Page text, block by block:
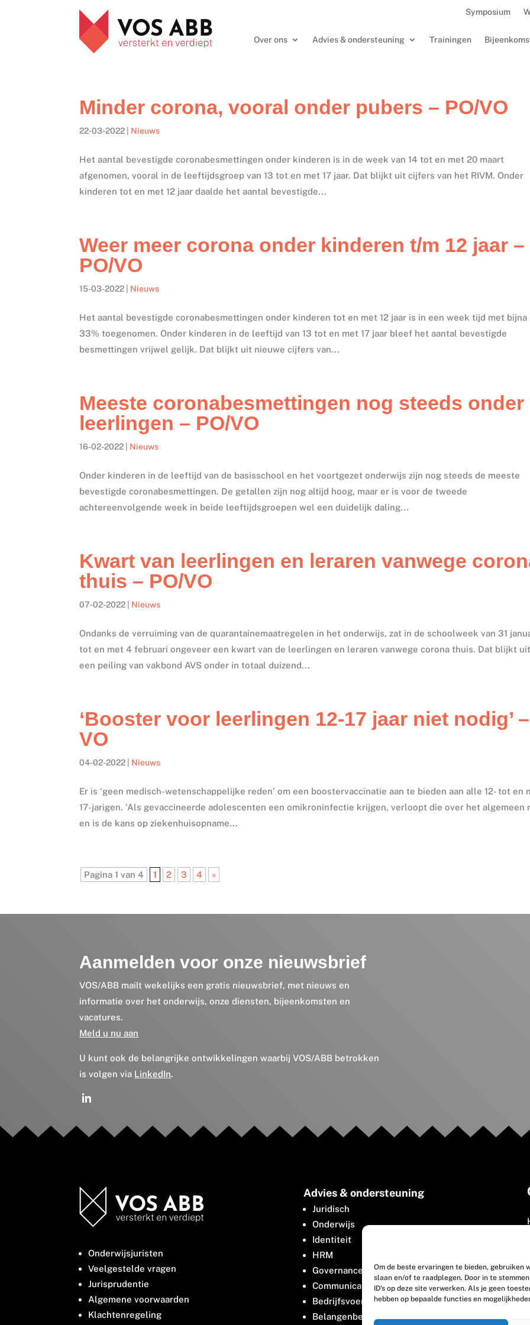
Om de beste ervaringen te bieden,
slaan en/of te raadplegen. Door in te
ID's op deze site verwerken. Als je geen
hebben op bepaalde functies en
Symposium
Over ons Advies & ondersteuning Trainingen
Minder corona, vooral onder pubers – PO/VO
22-03-2022 Nieuws
Het aantal bevestigde coronabesmettingen onder kinderen is in de week van 14 tot en met 20 maart
afgenomen, vooral in de leeftijdsgroep van 13 tot en met 17 jaar. Dat blijkt uit cijfers van het RIVM. Onder
kinderen tot en met 12 jaar daalde het aantal bevestigde...
Weer meer corona onder kinderen t/m 12 jaar –
PO/VO
15-03-2022 Nieuws
Het aantal bevestigde coronabesmettingen onder kinderen tot en met 12 jaar is in een week tijd met bijna
33% toegenomen. Onder kinderen in de leeftijd van 13 tot en met 17 jaar bleef het aantal bevestigde
besmettingen vrijwel gelijk. Dat blijkt uit nieuwe cijfers van...
Meeste coronabesmettingen nog steeds onder
leerlingen – PO/VO
16-02-2022 Nieuws
Onder kinderen in de leeftijd van de basisschool en het voortgezet onderwijs zijn nog steeds de meeste
bevestigde coronabesmettingen. De getallen zijn nog altijd hoog, maar er is voor de tweede
achtereenvolgende week in beide leeftijdsgroepen wel een duidelijk daling...
Kwart van leerlingen en leraren vanwege
thuis – PO/VO
07-02-2022 Nieuws
Ondanks de verruiming van de quarantainemaatregelen in het onderwijs, zat in de schoolweek van 31
tot en met 4 februari ongeveer een kwart van de leerlingen en leraren vanwege corona thuis. Dat blijkt
een peiling van vakbond AVS onder in totaal duizend...
‘Booster voor leerlingen 12-17 jaar niet nodig’ –
VO
04-02-2022 Nieuws
Er is ‘geen medisch-wetenschappelijke reden’ om een boostervaccinatie aan te bieden aan alle 12- tot en
17-jarigen. ‘Als gevaccineerde adolescenten een omikroninfectie krijgen, verloopt die over het algemeen
en is de kans op ziekenhuisopname...
Pagina 1 van 4 1 2 3 4 »
Aanmelden voor onze nieuwsbrief
VOS/ABB mailt wekelijks een gratis nieuwsbrief, met nieuws en
informatie over het onderwijs, onze diensten, bijeenkomsten en
vacatures.
Meld u nu aan
U kunt ook de belangrijke ontwikkelingen waarbij VOS/ABB betrokken
is volgen via LinkedIn.
Onderwijsjuristen
Veelgestelde vragen
Jurisprudentie
Algemene voorwaarden
Klachtenregeling
Advies & ondersteuning
Juridisch
Onderwijs
Identiteit
HRM
Governance
Communicatie
Bedrijfsvoering
Belangenbehartiging